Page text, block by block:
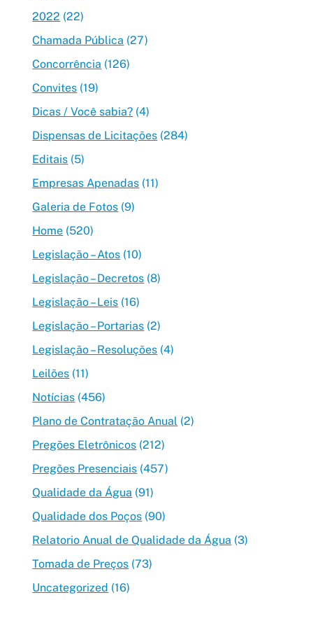
2022 (22)
Chamada Pública (27)
Concorrência (126)
Convites (19)
Dicas / Você sabia? (4)
Dispensas de Licitações (284)
Editais (5)
Empresas Apenadas (11)
Galeria de Fotos (9)
Home (520)
Legislação – Atos (10)
Legislação – Decretos (8)
Legislação – Leis (16)
Legislação – Portarias (2)
Legislação – Resoluções (4)
Leilões (11)
Notícias (456)
Plano de Contratação Anual (2)
Pregões Eletrônicos (212)
Pregões Presenciais (457)
Qualidade da Água (91)
Qualidade dos Poços (90)
Relatorio Anual de Qualidade da Água (3)
Tomada de Preços (73)
Uncategorized (16)